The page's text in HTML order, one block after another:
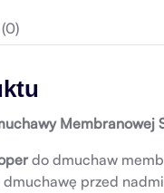
do dmuchaw
przed